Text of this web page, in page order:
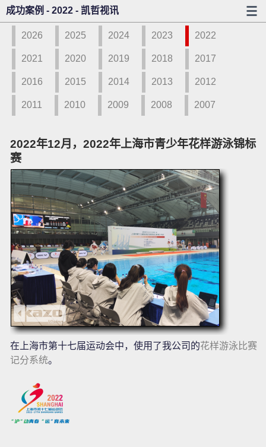
成功案例 - 2022 - 凯哲视讯
2026 2025 2024 2023 2022
2021 2020 2019 2018 2017
2016 2015 2014 2013 2012
2011 2010 2009 2008 2007
2022年12月，2022年上海市青少年花样游泳锦标
赛
在上海市第十七届运动会中，使用了我公司的花样游泳比赛
记分系统。